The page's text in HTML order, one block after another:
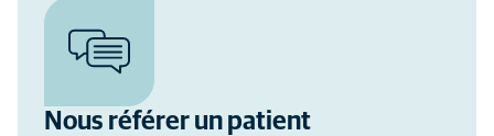
Nous référer un patient